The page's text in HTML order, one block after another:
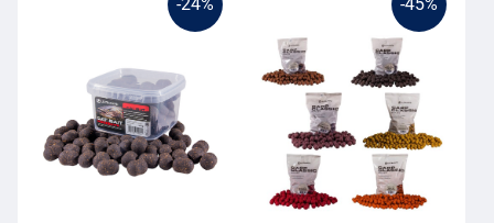
Boilies aanbieding
Natuurlijk is elke boilie die je op Visdealtegen komt van hoge
kwaliteit en vervaardigd uit hoogwaardige ingrediënten. Je komt
hier enkel boilies tegen waar het team van Visdeal vertrouwen in
heeft en ook zelf mee zou vissen! Op Visdeal vind je een ruim
assortiment aan boilies van allerlei merken, denk hierbij aan merken